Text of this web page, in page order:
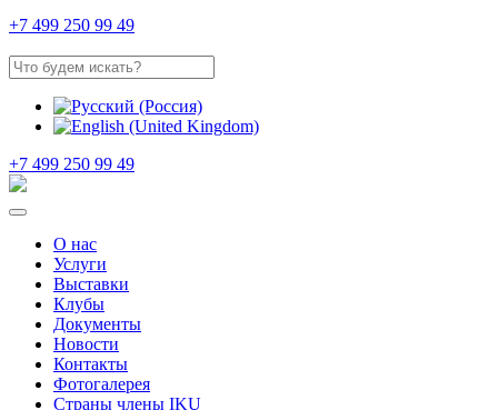
+7 499 250 99 49
+7 499 250 99 49
О нас
Услуги
Выставки
Клубы
Документы
Новости
Контакты
Фотогалерея
Страны члены IKU